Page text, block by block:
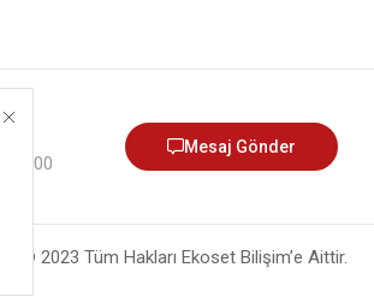
13:00
Mesaj Gönder
© 2023 Tüm Hakları Ekoset Bilişim’e Aittir.